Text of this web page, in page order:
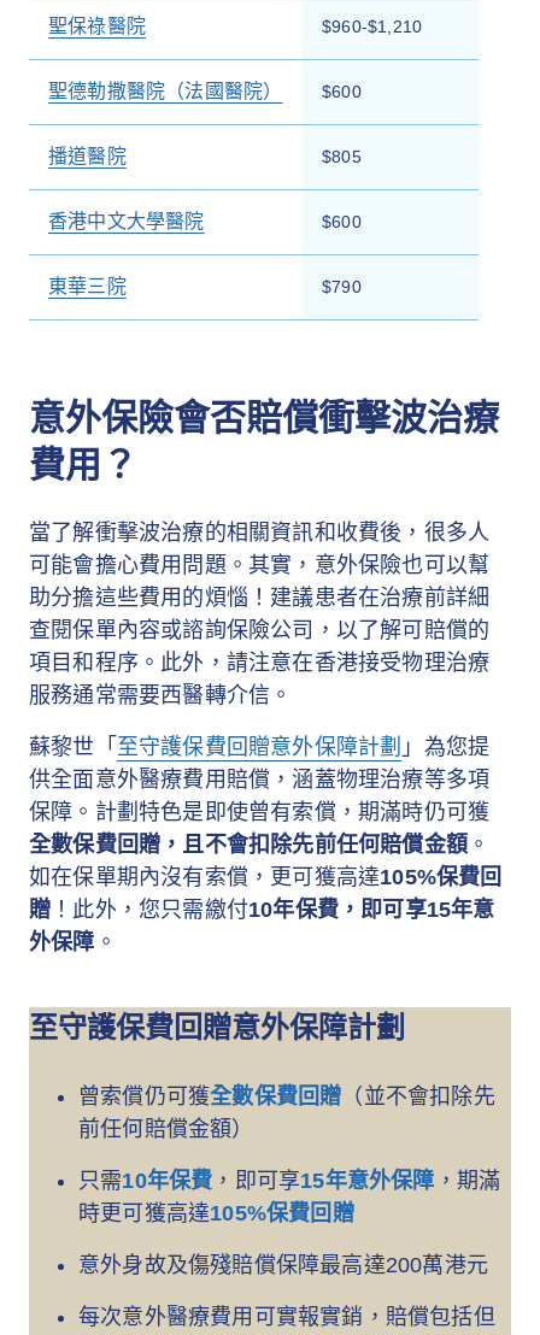
聖保祿醫院 $960-$1,210
聖德勒撒醫院（法國醫院） $600
播道醫院 $805
香港中文大學醫院 $600
東華三院 $790
意外保險會否賠償衝擊波治療
費用？
當了解衝擊波治療的相關資訊和收費後，很多人
可能會擔心費用問題。其實，意外保險也可以幫
助分擔這些費用的煩惱！建議患者在治療前詳細
查閱保單內容或諮詢保險公司，以了解可賠償的
項目和程序。此外，請注意在香港接受物理治療
服務通常需要西醫轉介信。
蘇黎世「 至守護保費回贈意外保障計劃 」為您提
供全面意外醫療費用賠償，涵蓋物理治療等多項
保障。計劃特色是即使曾有索償，期滿時仍可獲
全數保費回贈，且不會扣除先前任何賠償金額 。
如在保單期內沒有索償，更可獲高達105%保費回
贈 ！此外，您只需繳付10年保費，即可享15年意
外保障 。
至守護保費回贈意外保障計劃
曾索償仍可獲全數保費回贈 （並不會扣除先
前任何賠償金額）
只需10年保費 ，即可享15年意外保障 ，期滿
時更可獲高達105%保費回贈
意外身故及傷殘賠償保障最高達200萬港元
每次意外醫療費用可實報實銷，賠償包括但